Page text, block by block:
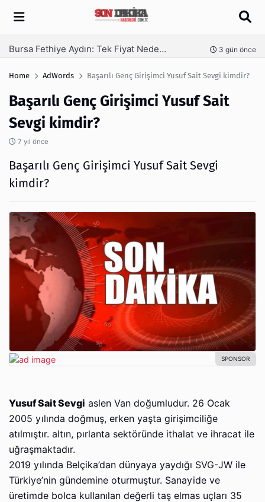
Arama
SEO Hizmeti Alırken Kandırılmamak İçin Bilinmesi Gerekenler 4 gün önce
Home AdWords Başarılı Genç Girişimci Yusuf Sait Sevgi kimdir?
Başarılı Genç Girişimci Yusuf Sait
Sevgi kimdir?
7 yıl önce
Başarılı Genç Girişimci Yusuf Sait Sevgi
kimdir?
Yusuf Sait Sevgi aslen Van doğumludur. 26 Ocak
2005 yılında doğmuş, erken yaşta girişimciliğe
atılmıştır. altın, pırlanta sektöründe ithalat ve ihracat ile
uğraşmaktadır.
2019 yılında Belçika’dan dünyaya yaydığı SVG-JW ile
Türkiye’nin gündemine oturmuştur. Sanayide ve
üretimde bolca kullanılan değerli taş elmas uçları 35